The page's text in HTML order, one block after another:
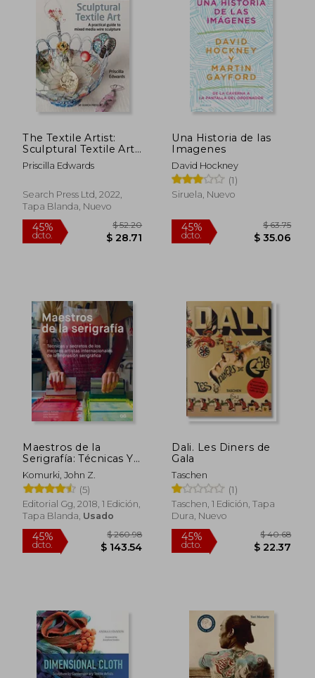
40%
dcto. $ 45.50
40%
dcto.
The Textile Artist:
Sculptural Textile Art:
A Practical Guide to
Mixed Media Wire
Priscilla Edwards
Search Press Ltd, 2022,
Tapa Blanda, Nuevo
45%
dcto.
$ 52.20
$ 28.71
Una Historia de las
Imagenes
David Hockney
(1)
Siruela, Nuevo
45%
dcto.
Maestros de la
Serigrafía: Técnicas Y
Secretos de Los
Mejores Artistas
Internacionales de la
Impresión Serigráfica
Komurki, John Z.
(5)
Editorial Gg, 2018, 1 Edición,
Tapa Blanda, Usado
Dali. Les Diners de
Gala
Taschen
(1)
Taschen, 1 Edición, Tapa
Dura, Nuevo